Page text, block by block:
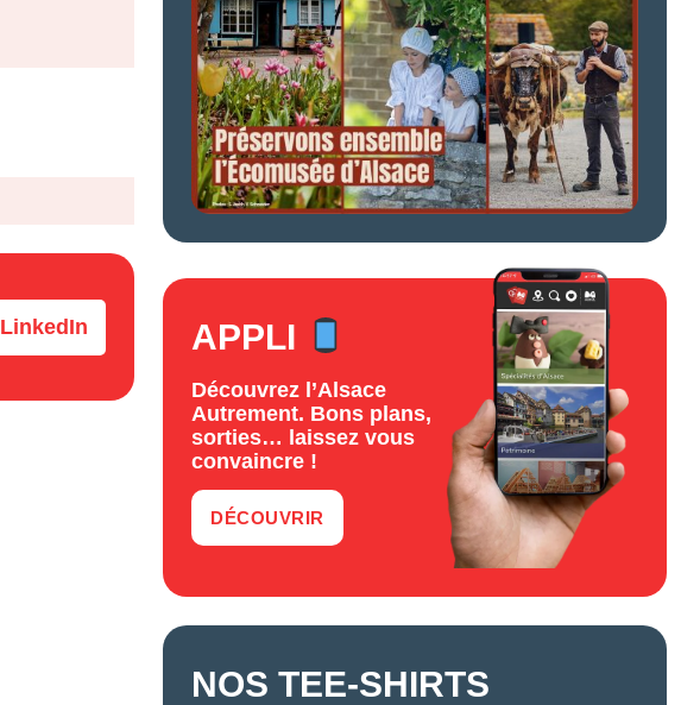
LinkedIn APPLI
Découvrez l’Alsace
Autrement. Bons plans,
sorties… laissez vous
convaincre !
DÉCOUVRIR
NOS TEE-SHIRTS